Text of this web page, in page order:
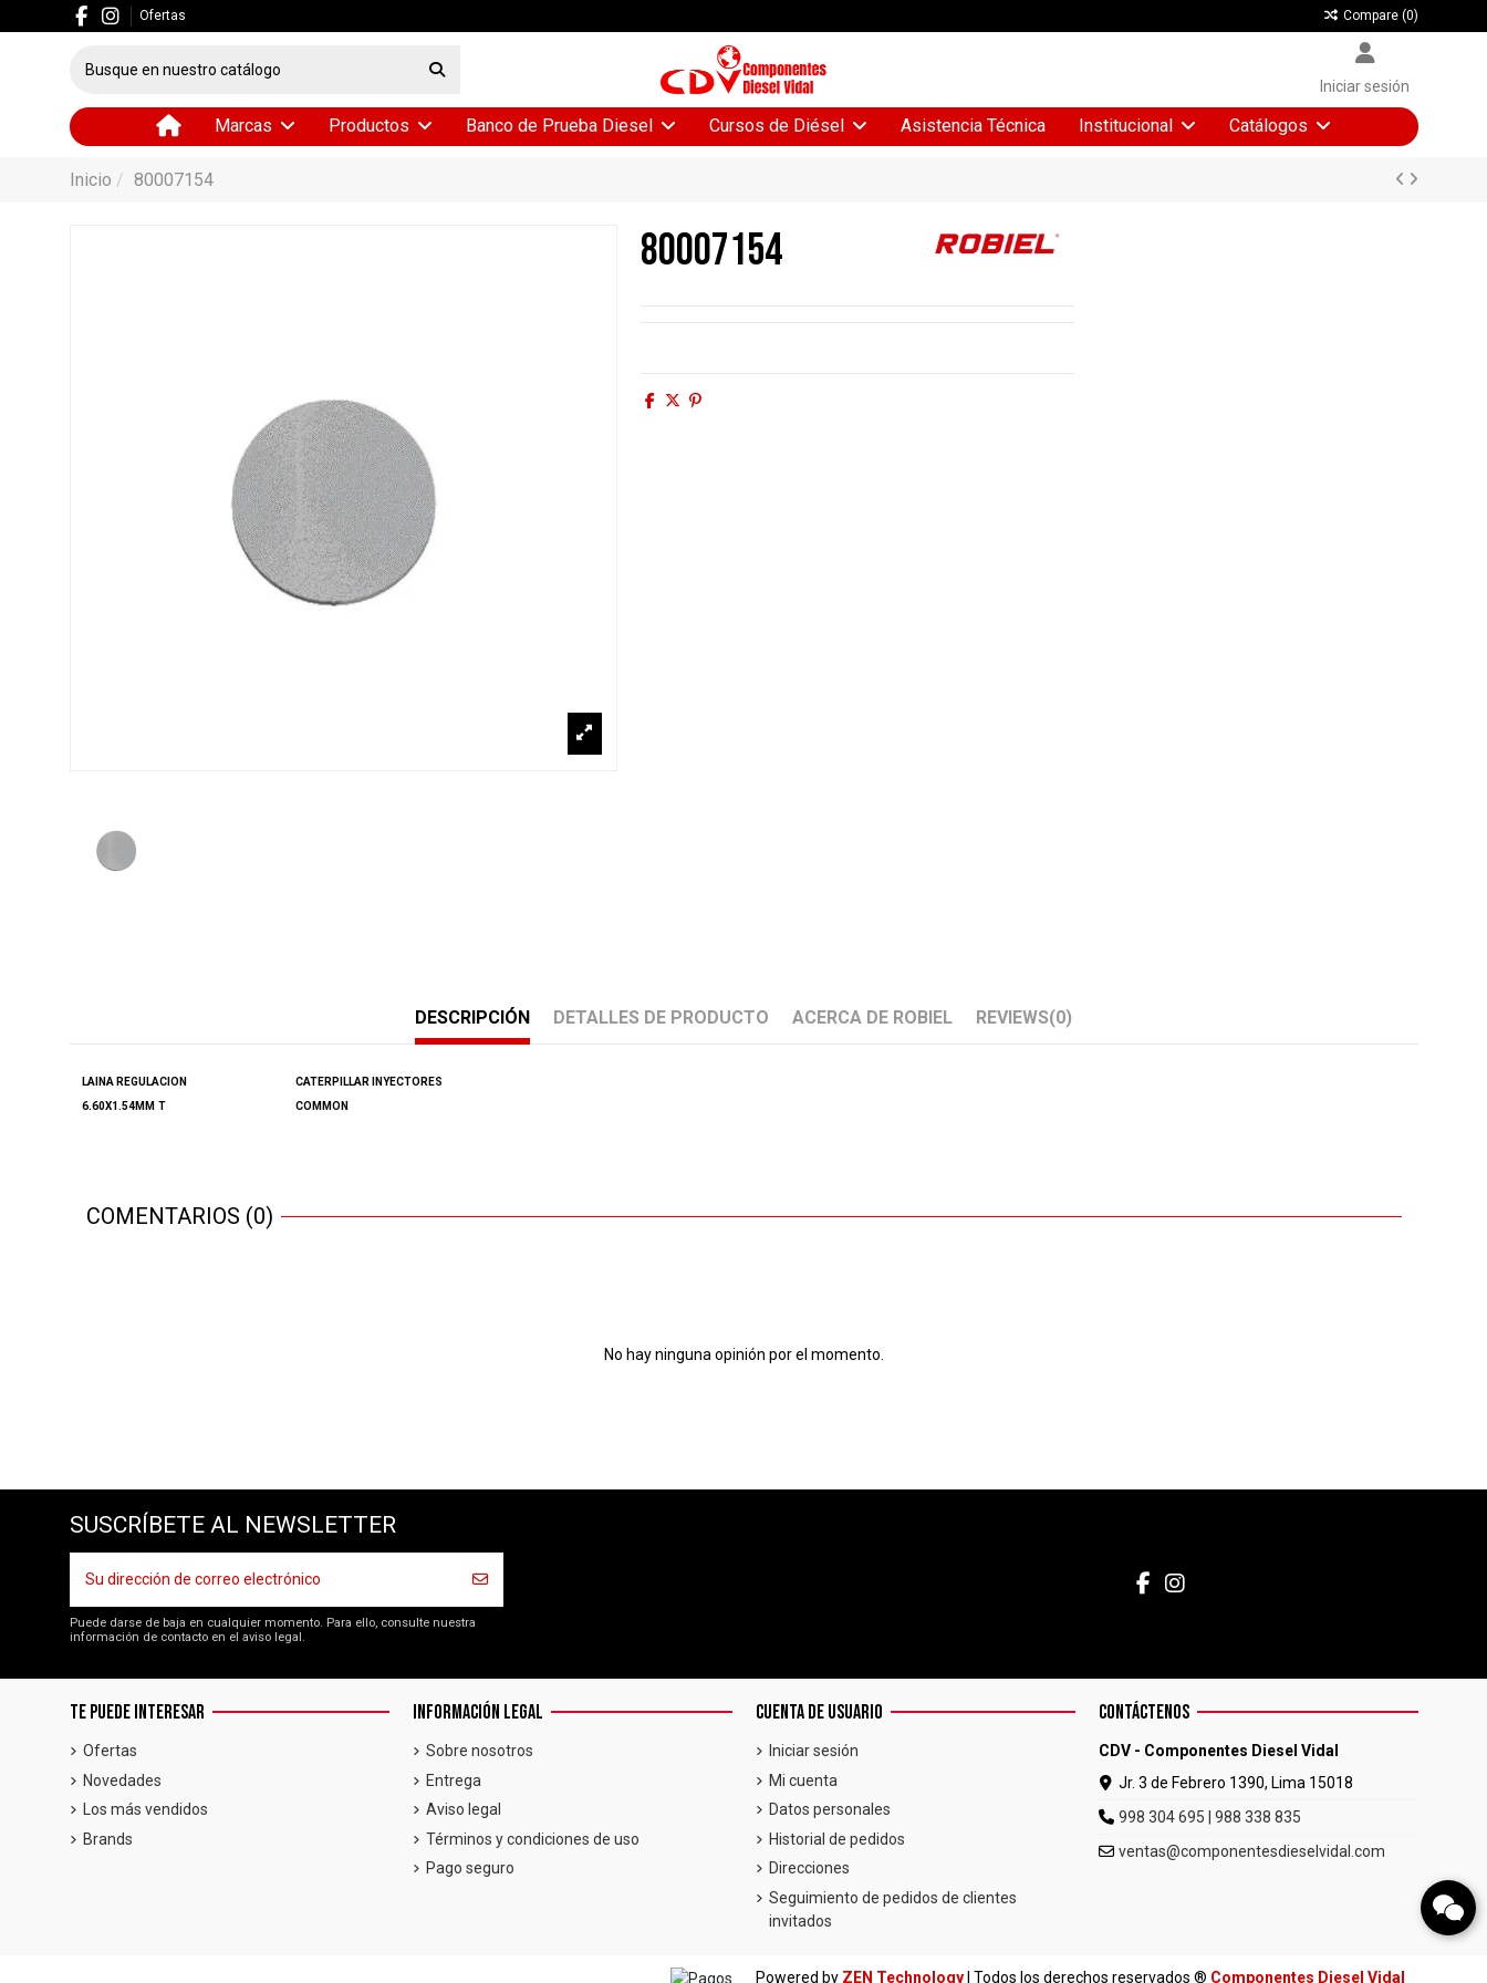
Ofertas Compare (0)
Iniciar sesión
Marcas Productos Banco de Prueba Diesel Cursos de Diésel Asistencia Técnica Institucional Catálogos
Inicio 80007154
80007154
DESCRIPCIÓN DETALLES DE PRODUCTO ACERCA DE ROBIEL REVIEWS(0)
LAINA REGULACION
6.60X1.54MM T
CATERPILLAR INYECTORES
COMMON
COMENTARIOS (0)
No hay ninguna opinión por el momento.
SUSCRÍBETE AL NEWSLETTER
Puede darse de baja en cualquier momento. Para ello, consulte nuestra
información de contacto en el aviso legal.
TE PUEDE INTERESAR
Ofertas
Novedades
Los más vendidos
Brands
INFORMACIÓN LEGAL
Sobre nosotros
Entrega
Aviso legal
Términos y condiciones de uso
Pago seguro
CUENTA DE USUARIO
Iniciar sesión
Mi cuenta
Datos personales
Historial de pedidos
Direcciones
Seguimiento de pedidos de clientes
invitados
CONTÁCTENOS
CDV - Componentes Diesel Vidal
Jr. 3 de Febrero 1390, Lima 15018
998 304 695 | 988 338 835
ventas@componentesdieselvidal.com
Powered by ZEN Technology| Todos los derechos reservados ® Componentes Diesel Vidal